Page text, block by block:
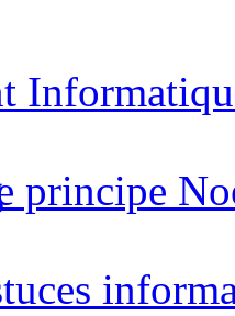
principe